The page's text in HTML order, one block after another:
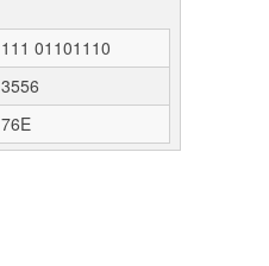
111 01101110
3556
76E